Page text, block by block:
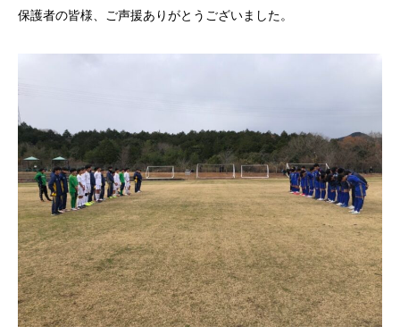
保護者の皆様、ご声援ありがとうございました。